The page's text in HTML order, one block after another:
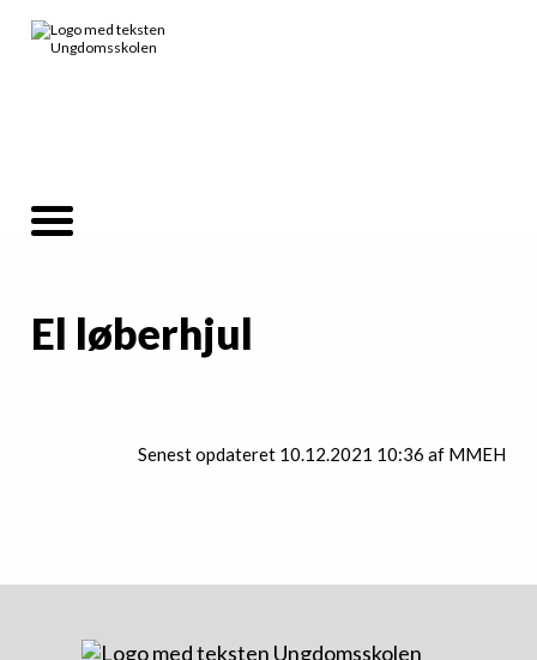
El løberhjul
Senest opdateret 10.12.2021 10:36 af MMEH